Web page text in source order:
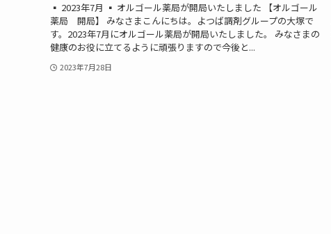
▪ 2023年7月 ▪ オルゴール薬局が開局いたしました 【オルゴール
薬局 開局】 みなさまこんにちは。よつば調剤グループの大塚で
す。2023年7月にオルゴール薬局が開局いたしました。 みなさまの
健康のお役に立てるように頑張りますので今後と...
2023年7月28日